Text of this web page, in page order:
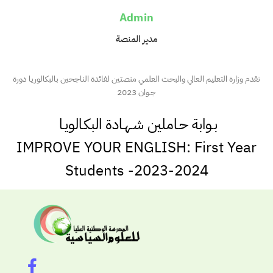
Admin
مدير المنصة
تقدم وزارة التعليم العالي والبحث العلمي منصتين لفائدة الناجحين بالبكالوريا دورة
جـوان 2023
بـوابة حـاملين شـهـادة البكـالويـا
IMPROVE YOUR ENGLISH: First Year
Students -2023-2024
F